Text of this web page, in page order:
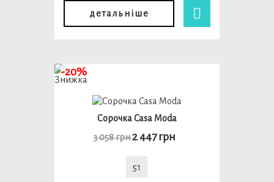
детальніше
Сорочка Casa Moda
3 058 грн2 447 грн
51
-20%